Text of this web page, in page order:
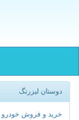
دوستان لیزرتگ
خرید و فروش خودرو